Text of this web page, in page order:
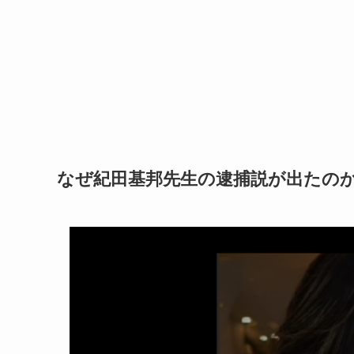
なぜ紀田基邦先生の逮捕説が出たの